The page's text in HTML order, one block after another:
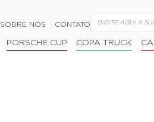
SOBRE NÓS CONTATO
PORSCHE CUP COPA TRUCK